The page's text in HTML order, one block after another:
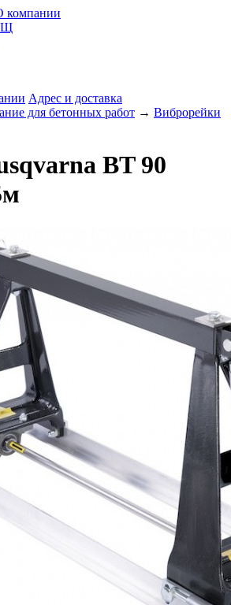
компании
Щ
Адрес и доставка
для бетонных работ → Виброрейки
BT 90